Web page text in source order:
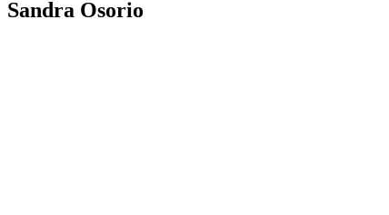
Sandra Osorio